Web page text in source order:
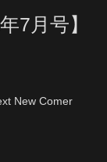
7月号】
New Comer